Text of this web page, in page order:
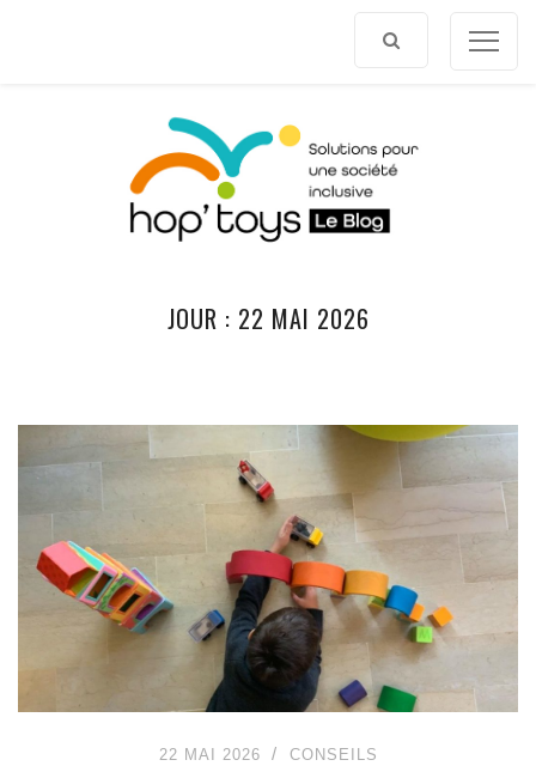
JOUR : 22 MAI 2026
22 MAI 2026 CONSEILS